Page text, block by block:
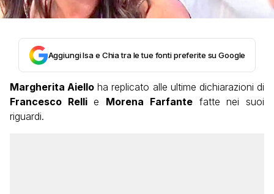
Aggiungi Isa e Chia tra le tue fonti preferite su Google
Margherita Aiello ha replicato alle ultime dichiarazioni di
Francesco Rellie Morena Farfantefatte nei suoi
riguardi.